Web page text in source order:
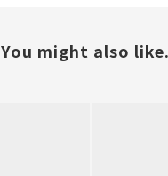
You might also